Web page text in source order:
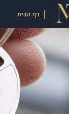
דף הבית